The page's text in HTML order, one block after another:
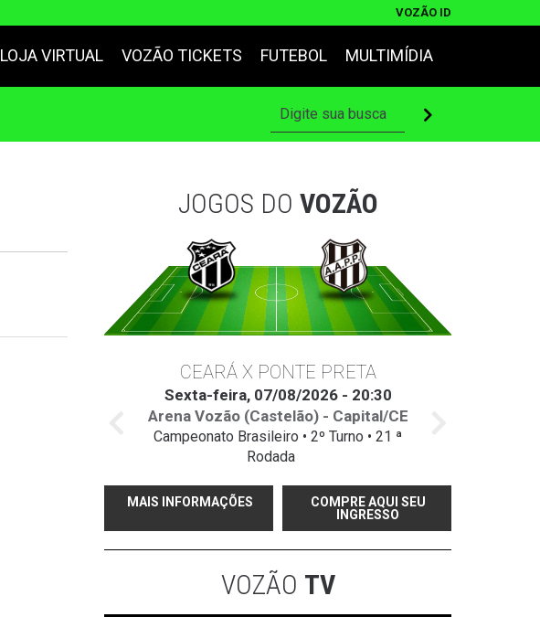
VOZÃO ID
LOJA VIRTUAL VOZÃO TICKETS FUTEBOL MULTIMÍDIA
JOGOS DO VOZÃO
CEARÁ X PONTE PRETA
Sexta-feira, 07/08/2026 - 20:30
Arena Vozão (Castelão) - Capital/CE
Campeonato Brasileiro • 2º Turno • 21 ª
Rodada
MAIS INFORMAÇÕES
COMPRE AQUI SEU
INGRESSO
VOZÃO TV